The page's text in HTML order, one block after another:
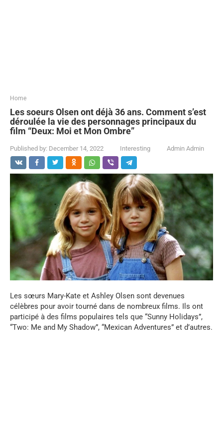
Home
Les soeurs Olsen ont déjà 36 ans. Comment s’est
déroulée la vie des personnages principaux du
film “Deux: Moi et Mon Ombre”
Published by: December 14, 2022 Interesting Admin Admin
Les sœurs Mary-Kate et Ashley Olsen sont devenues
célèbres pour avoir tourné dans de nombreux films. Ils ont
participé à des films populaires tels que “Sunny Holidays”,
“Two: Me and My Shadow”, “Mexican Adventures” et d’autres.